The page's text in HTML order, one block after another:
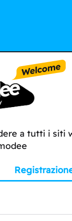
a tutti i siti